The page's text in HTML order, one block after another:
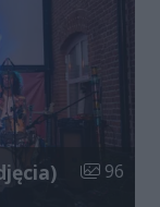
Liczba
96